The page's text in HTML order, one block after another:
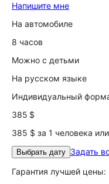
Напишите мне
На автомобиле
8 часов
Можно с детьми
На русском языке
Индивидуальный
385 $
385 $ за 1 человека
Выбрать дату Задать
Гарантия лучшей